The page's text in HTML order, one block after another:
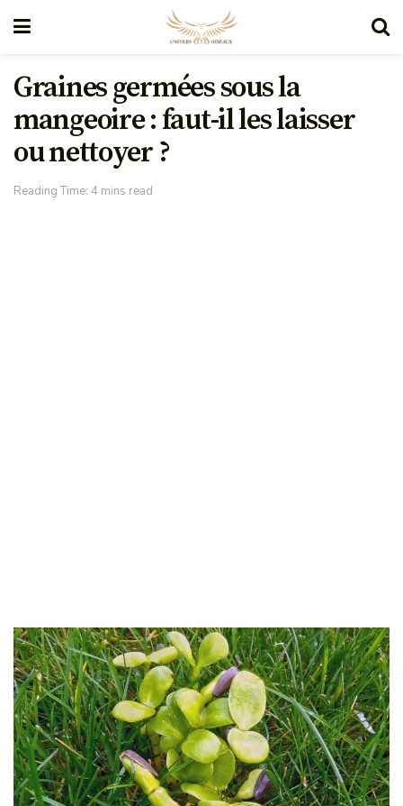
Graines germées sous la
mangeoire : faut-il les laisser
ou nettoyer ?
Reading Time: 4 mins read